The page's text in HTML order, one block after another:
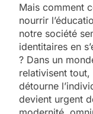
Mais comment
nourrir
notre société
identitaires en
? Dans un
relativisent
détourne
devient urgent